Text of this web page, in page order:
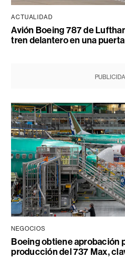
ACTUALIDAD
Avión Boeing 787 de
tren delantero en una
NEGOCIOS
Boeing obtiene aprobación
producción del 737 Max,